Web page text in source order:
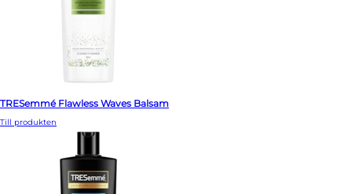
TRESemmé Flawless Waves Balsam
Till produkten